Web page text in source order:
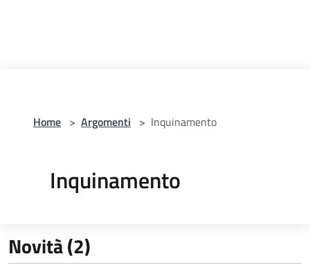
Home > Argomenti > Inquinamento
Inquinamento
Novità (2)